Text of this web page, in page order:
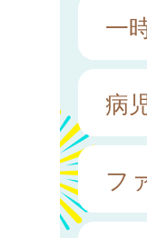
一
病
フ